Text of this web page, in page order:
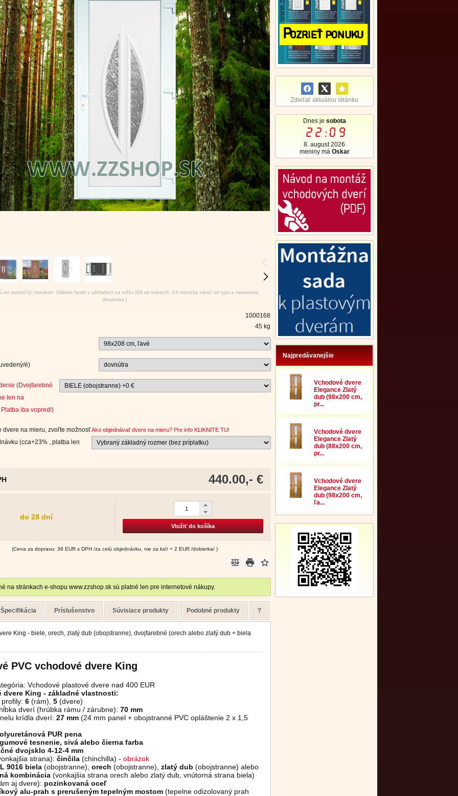
Zdieľať aktuálnu stránku
Dnes je sobota
22:09
8. august 2026
meniny má Oskar
Najpredávanejšie
Vchodové dvere
Elegance Zlatý
dub (98x200 cm,
pr...
Vchodové dvere
Elegance Zlatý
dub (88x200 cm,
pr...
Vchodové dvere
Elegance Zlatý
dub (98x200 cm,
ľa...
len ilustračný charakter. Odtiene farieb v náhľadoch sa môžu líšiť od reálnych. Ich intenzita závisí od typu a nastavenia
obrazovky.)
1000168
45 kg
é)
(Dvojfarebné
len na
iba vopred!)
dvere na mieru, zvoľte možnosť
(cca+23% , platba len
Ako objednávať dvere na mieru? Pre info KLIKNITE TU!
440.00,- €
do 28 dní
Vložiť do košíka
(Cena za dopravu: 39 EUR s DPH /za celú objednávku, nie za ks!/ + 2 EUR /dobierka/ )
na stránkach e-shopu www.zzshop.sk sú platné len pre internetové nákupy.
Špecifikácia Príslušenstvo Súvisiace produkty Podobné produkty ?
King - biele, orech, zlatý dub (obojstranne), dvojfarebné (orech alebo zlatý dub + biela
PVC vchodové dvere King
Vchodové plastové dvere nad 400 EUR
dvere King - základné vlastnosti:
6 (rám), 5(dvere)
dverí (hrúbka rámu / zárubne): 70 mm
krídla dverí: 27 mm(24 mm panel + obojstranné PVC opláštenie 2 x 1,5
PUR pena
tesnenie, sivá alebo čierna farba
dvojsklo 4-12-4 mm
strana): činčila(chinchilla) - obrázok
9016 biela(obojstranne), orech (obojstranne), zlatý dub (obojstranne) alebo
kombinácia (vonkajšia strana orech alebo zlatý dub, vnútorná strana biela)
aj dvere): pozinkovaná oceľ
alu-prah s prerušeným tepelným mostom(tepelne odizolovaný prah